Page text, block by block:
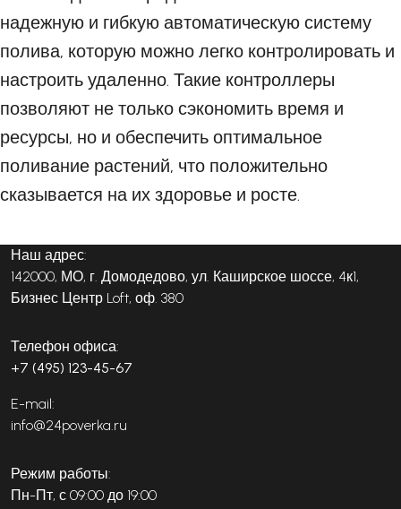
надежную и гибкую автоматическую систему
полива, которую можно легко контролировать и
настроить удаленно. Такие контроллеры
позволяют не только сэкономить время и
ресурсы, но и обеспечить оптимальное
поливание растений, что положительно
сказывается на их здоровье и росте.
Наш адрес:
142000, МО, г. Домодедово, ул. Каширское шоссе, 4к1,
Бизнес Центр Loft, оф. 380
Телефон офиса:
+7 (495) 123-45-67
E-mail:
info@24poverka.ru
Режим работы:
Пн-Пт, с 09:00 до 19:00